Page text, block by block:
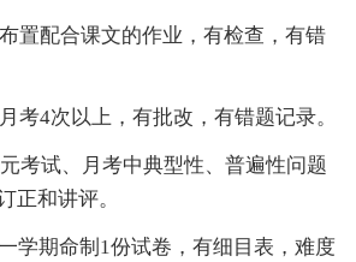
置配合课文的作业，有检查，有错
考4次以上，有批改，有错题记录。
考试、月考中典型性、普遍性问题
正和讲评。
学期命制1份试卷，有细目表，难度